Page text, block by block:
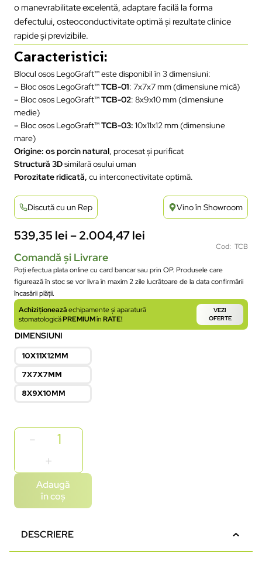
o manevrabilitate excelentă, adaptare facilă la forma
defectului, osteoconductivitate optimă și rezultate clinice
rapide și previzibile.
Caracteristici:
Blocul osos LegoGraft™ este disponibil în 3 dimensiuni:
– Bloc osos LegoGraft™TCB-01: 7x7x7 mm (dimensiune mică)
– Bloc osos LegoGraft™TCB-02: 8x9x10 mm (dimensiune
medie)
– Bloc osos LegoGraft™TCB-03: 10x11x12 mm (dimensiune
mare)
Origine: os porcin natural, procesat și purificat
Structură 3Dsimilară osului uman
Porozitate ridicată, cu interconectivitate optimă.
Discută cu un Rep Vino în Showroom
539,35 lei–2.004,47lei
Cod: TCB
Comandă și Livrare
Poți efectua plata online cu card bancar sau prin OP. Produsele care
figurează în stoc se vor livra în maxim 2 zile lucrătoare de la data confirmării
încasării plății.
Achiziționeazăechipamente și aparatură
stomatologicăPREMIUMînRATE!
VEZI
OFERTE
DIMENSIUNI
10X11X12MM
7X7X7MM
8X9X10MM
Adaugă
în coș
DESCRIERE